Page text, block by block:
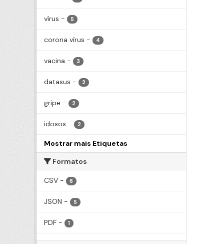
vírus - 5
corona vírus - 4
vacina - 3
datasus - 2
gripe - 2
idosos - 2
Mostrar mais Etiquetas
Formatos
CSV - 6
JSON - 5
PDF - 1